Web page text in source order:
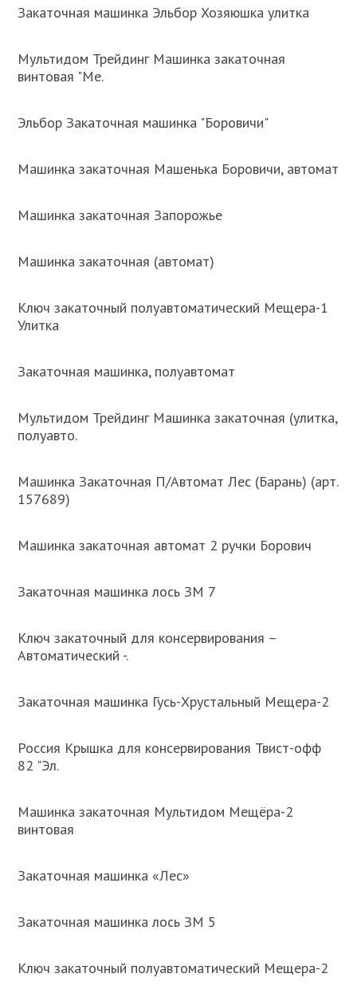
Закаточная машинка Эльбор Хозяюшка улитка
Мультидом Трейдинг Машинка закаточная
винтовая "Ме.
Эльбор Закаточная машинка "Боровичи"
Машинка закаточная Машенька Боровичи, автомат
Машинка закаточная Запорожье
Машинка закаточная (автомат)
Ключ закаточный полуавтоматический Мещера-1
Улитка
Закаточная машинка, полуавтомат
Мультидом Трейдинг Машинка закаточная (улитка,
полуавто.
Машинка Закаточная П/Автомат Лес (Барань) (арт.
157689)
Машинка закаточная автомат 2 ручки Борович
Закаточная машинка лось ЗМ 7
Ключ закаточный для консервирования –
Автоматический -.
Закаточная машинка Гусь-Хрустальный Мещера-2
Россия Крышка для консервирования Твист-офф
82 "Эл.
Машинка закаточная Мультидом Мещёра-2
винтовая
Закаточная машинка «Лес»
Закаточная машинка лось ЗМ 5
Ключ закаточный полуавтоматический Мещера-2